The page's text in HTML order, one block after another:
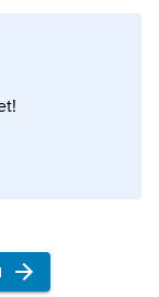
Längst har
gått i